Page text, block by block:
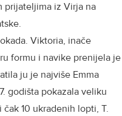
prijateljima iz Virja na
Viktoria, inače
formu i navike prenijela je
ju je najviše Emma
godišta pokazala veliku
10 ukradenih lopti, T.